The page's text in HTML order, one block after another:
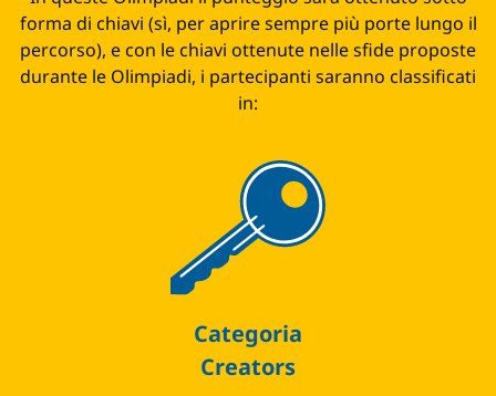
forma di chiavi (sì, per aprire sempre più porte lungo il
percorso), e con le chiavi ottenute nelle sfide proposte
durante le Olimpiadi, i partecipanti saranno classificati
in:
Categoria
Creators